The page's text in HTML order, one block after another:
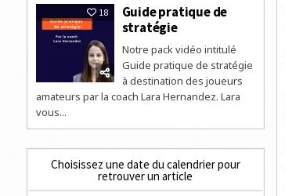
18
Guide pratique de
stratégie
Notre pack vidéo intitulé
Guide pratique de stratégie
à destination des joueurs
amateurs par la coach Lara Hernandez. Lara
vous...
Choisissez une date du calendrier pour
retrouver un article